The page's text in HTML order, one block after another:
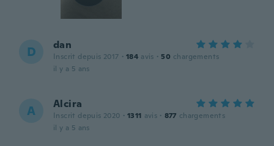
D dan
Inscrit depuis 2017 · 184 avis · 50 chargements
il y a 5 ans
A Alcira
Inscrit depuis 2020 · 1311 avis · 877 chargements
il y a 5 ans